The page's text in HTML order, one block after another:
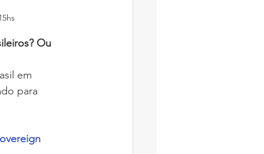
em
para